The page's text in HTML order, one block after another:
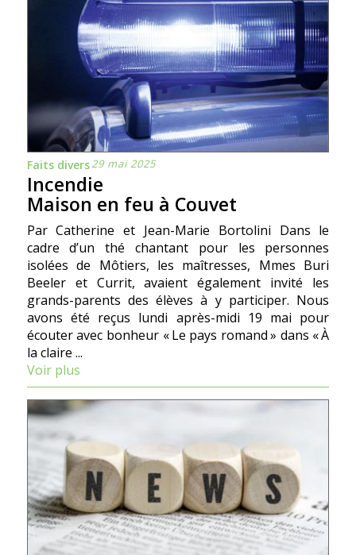
Faits divers29 mai 2025
Incendie
Maison en feu à Couvet
Par Catherine et Jean-Marie Bortolini Dans le
cadre d’un thé chantant pour les personnes
isolées de Môtiers, les maîtresses, Mmes Buri
Beeler et Currit, avaient également invité les
grands-parents des élèves à y participer. Nous
avons été reçus lundi après-midi 19 mai pour
écouter avec bonheur « Le pays romand » dans « À
la claire ...
Voir plus